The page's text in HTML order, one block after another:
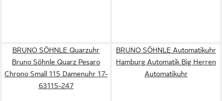
BRUNO SÖHNLE Quarzuhr
Bruno Söhnle Quarz Pesaro
Chrono Small 115 Damenuhr 17-
63115-247
BRUNO SÖHNLE Automatikuhr
Hamburg Automatik Big Herren
Automatikuhr